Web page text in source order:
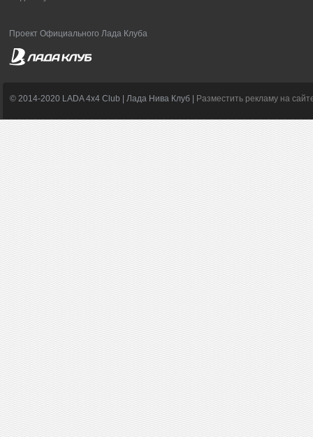
Проект Официального Лада Клуба
© 2014-2020 LADA 4x4 Club | Лада Нива Клуб | Разместить рекламу на